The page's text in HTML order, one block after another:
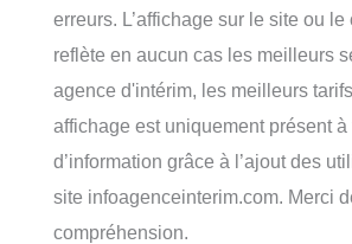
erreurs. L’affichage sur le site ou
reflète en aucun cas les meilleurs
agence d'intérim, les meilleurs
affichage est uniquement présent à
d’information grâce à l’ajout des
site infoagenceinterim.com. Merci
compréhension.